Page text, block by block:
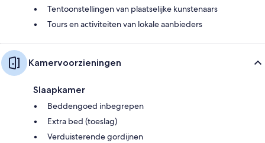
Tentoonstellingen van plaatselijke kunstenaars
Tours en activiteiten van lokale aanbieders
Kamervoorzieningen
Slaapkamer
Beddengoed inbegrepen
Extra bed (toeslag)
Verduisterende gordijnen